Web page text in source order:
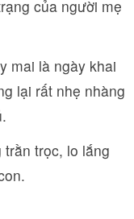
của người mẹ
mai là ngày khai
lại rất nhẹ nhàng
trọc, lo lắng